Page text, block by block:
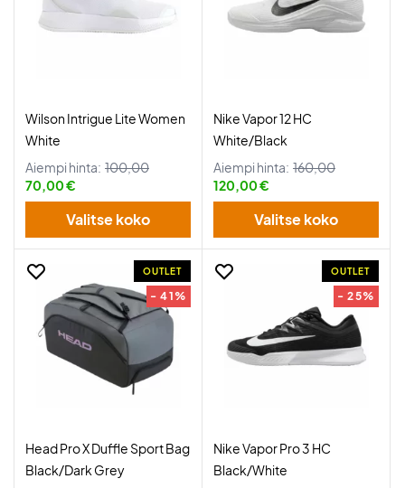
Wilson Intrigue Lite Women
White
Aiempi hinta: 100,00
70,00 €
Valitse koko
Nike Vapor 12 HC
White/Black
Aiempi hinta: 160,00
120,00 €
Valitse koko
OUTLET
- 41%
Head Pro X Duffle Sport Bag
Black/Dark Grey
OUTLET
- 25%
Nike Vapor Pro 3 HC
Black/White